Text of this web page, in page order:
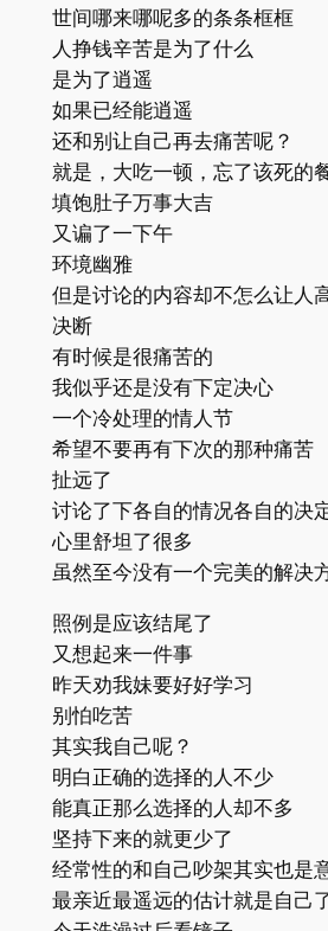
世间哪来哪呢多的条条框框
人挣钱辛苦是为了什么
是为了逍遥
如果已经能逍遥
还和别让自己再去痛苦呢？
就是，大吃一顿，忘了该死的
填饱肚子万事大吉
又谝了一下午
环境幽雅
但是讨论的内容却不怎么让人
决断
有时候是很痛苦的
我似乎还是没有下定决心
一个冷处理的情人节
希望不要再有下次的那种痛苦
扯远了
讨论了下各自的情况各自的决
心里舒坦了很多
虽然至今没有一个完美的解决
照例是应该结尾了
又想起来一件事
昨天劝我妹要好好学习
别怕吃苦
其实我自己呢？
明白正确的选择的人不少
能真正那么选择的人却不多
坚持下来的就更少了
经常性的和自己吵架其实也是
最亲近最遥远的估计就是自己